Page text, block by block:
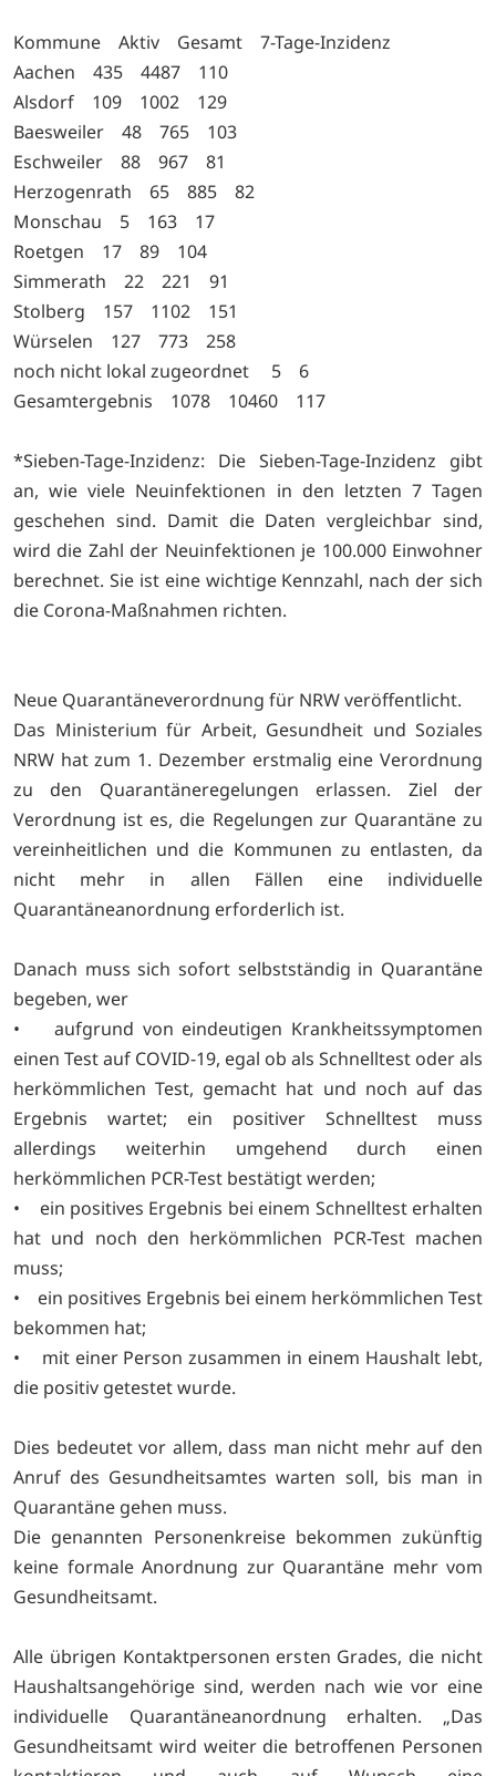
Kommune Aktiv Gesamt 7-Tage-Inzidenz
Aachen 435 4487 110
Alsdorf 109 1002 129
Baesweiler 48 765 103
Eschweiler 88 967 81
Herzogenrath 65 885 82
Monschau 5 163 17
Roetgen 17 89 104
Simmerath 22 221 91
Stolberg 157 1102 151
Würselen 127 773 258
noch nicht lokal zugeordnet 5 6
Gesamtergebnis 1078 10460 117
*Sieben-Tage-Inzidenz: Die Sieben-Tage-Inzidenz gibt
an, wie viele Neuinfektionen in den letzten 7 Tagen
geschehen sind. Damit die Daten vergleichbar sind,
wird die Zahl der Neuinfektionen je 100.000 Einwohner
berechnet. Sie ist eine wichtige Kennzahl, nach der sich
die Corona-Maßnahmen richten.
Neue Quarantäneverordnung für NRW veröffentlicht.
Das Ministerium für Arbeit, Gesundheit und Soziales
NRW hat zum 1. Dezember erstmalig eine Verordnung
zu den Quarantäneregelungen erlassen. Ziel der
Verordnung ist es, die Regelungen zur Quarantäne zu
vereinheitlichen und die Kommunen zu entlasten, da
nicht mehr in allen Fällen eine individuelle
Quarantäneanordnung erforderlich ist.
Danach muss sich sofort selbstständig in Quarantäne
begeben, wer
• aufgrund von eindeutigen Krankheitssymptomen
einen Test auf COVID-19, egal ob als Schnelltest oder als
herkömmlichen Test, gemacht hat und noch auf das
Ergebnis wartet; ein positiver Schnelltest muss
allerdings weiterhin umgehend durch einen
herkömmlichen PCR-Test bestätigt werden;
• ein positives Ergebnis bei einem Schnelltest erhalten
hat und noch den herkömmlichen PCR-Test machen
muss;
• ein positives Ergebnis bei einem herkömmlichen Test
bekommen hat;
• mit einer Person zusammen in einem Haushalt lebt,
die positiv getestet wurde.
Dies bedeutet vor allem, dass man nicht mehr auf den
Anruf des Gesundheitsamtes warten soll, bis man in
Quarantäne gehen muss.
Die genannten Personenkreise bekommen zukünftig
keine formale Anordnung zur Quarantäne mehr vom
Gesundheitsamt.
Alle übrigen Kontaktpersonen ersten Grades, die nicht
Haushaltsangehörige sind, werden nach wie vor eine
individuelle Quarantäneanordnung erhalten. „Das
Gesundheitsamt wird weiter die betroffenen Personen